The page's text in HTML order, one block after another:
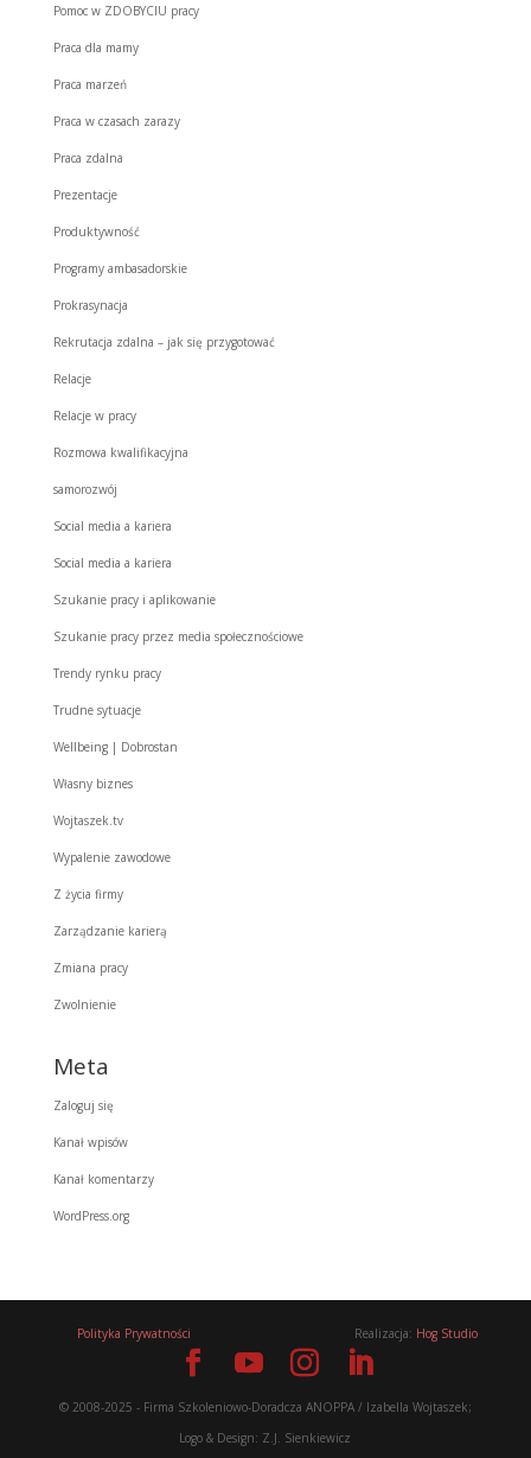
Pomoc w ZDOBYCIU pracy
Praca dla mamy
Praca marzeń
Praca w czasach zarazy
Praca zdalna
Prezentacje
Produktywność
Programy ambasadorskie
Prokrasynacja
Rekrutacja zdalna – jak się przygotować
Relacje
Relacje w pracy
Rozmowa kwalifikacyjna
samorozwój
Social media a kariera
Social media a kariera
Szukanie pracy i aplikowanie
Szukanie pracy przez media społecznościowe
Trendy rynku pracy
Trudne sytuacje
Wellbeing | Dobrostan
Własny biznes
Wojtaszek.tv
Wypalenie zawodowe
Z życia firmy
Zarządzanie karierą
Zmiana pracy
Zwolnienie
Meta
Zaloguj się
Kanał wpisów
Kanał komentarzy
WordPress.org
Polityka Prywatności Realizacja: Hog Studio
© 2008-2025 - Firma Szkoleniowo-Doradcza ANOPPA / Izabella Wojtaszek;
Logo & Design: Z.J. Sienkiewicz